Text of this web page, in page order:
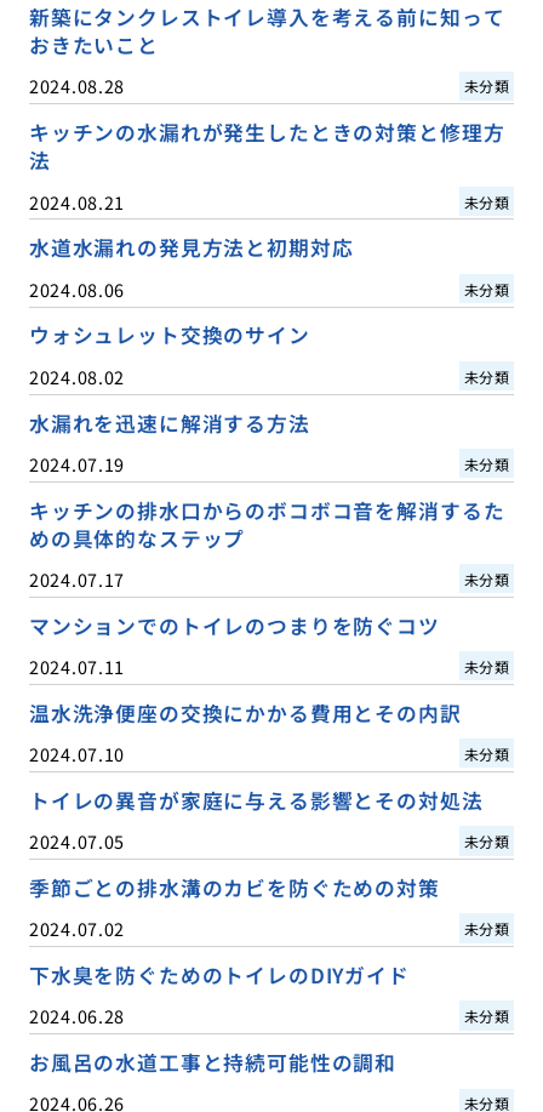
新築にタンクレストイレ導入を考える前に知って
おきたいこと
2024.08.28 未分類
キッチンの水漏れが発生したときの対策と修理方
法
2024.08.21 未分類
水道水漏れの発見方法と初期対応
2024.08.06 未分類
ウォシュレット交換のサイン
2024.08.02 未分類
水漏れを迅速に解消する方法
2024.07.19 未分類
キッチンの排水口からのボコボコ音を解消するた
めの具体的なステップ
2024.07.17 未分類
マンションでのトイレのつまりを防ぐコツ
2024.07.11 未分類
温水洗浄便座の交換にかかる費用とその内訳
2024.07.10 未分類
トイレの異音が家庭に与える影響とその対処法
2024.07.05 未分類
季節ごとの排水溝のカビを防ぐための対策
2024.07.02 未分類
下水臭を防ぐためのトイレのDIYガイド
2024.06.28 未分類
お風呂の水道工事と持続可能性の調和
2024.06.26 未分類